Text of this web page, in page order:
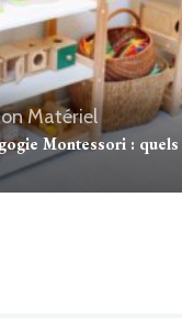
Matériel
Montessori :